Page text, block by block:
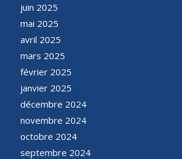
juin 2025
mai 2025
avril 2025
mars 2025
février 2025
janvier 2025
décembre 2024
novembre 2024
octobre 2024
septembre 2024